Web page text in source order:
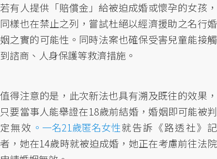
若有人提供「賠償金」給被迫成婚或懷孕的女孩，
同樣也在禁止之列，嘗試杜絕以經濟援助之名行婚
姻之實的可能性。同時法案也確保受害兒童能接觸
到諮商、人身保護等救濟措施。
值得注意的是，此次新法也具有溯及既往的效果，
只要當事人能舉證在18歲前結婚，婚姻即可能被判
定無效 。一名21歲匿名女性就告訴《路透社》記
者，她在14歲時就被迫成婚，她正在考慮前往法院